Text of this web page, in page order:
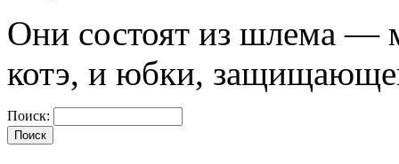
Они состоят из шлема —
котэ, и юбки,
Поиск: